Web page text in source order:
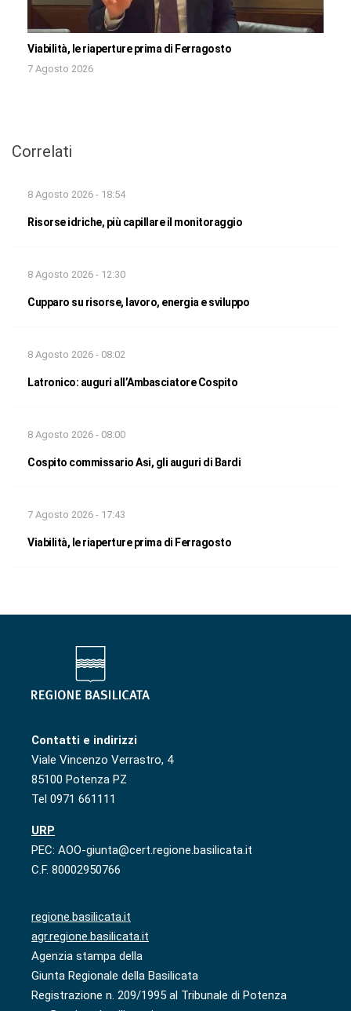
Viabilità, le riaperture prima di Ferragosto
7 Agosto 2026
Correlati
8 Agosto 2026 - 18:54
Risorse idriche, più capillare il monitoraggio
8 Agosto 2026 - 12:30
Cupparo su risorse, lavoro, energia e sviluppo
8 Agosto 2026 - 08:02
Latronico: auguri all’Ambasciatore Cospito
8 Agosto 2026 - 08:00
Cospito commissario Asi, gli auguri di Bardi
7 Agosto 2026 - 17:43
Viabilità, le riaperture prima di Ferragosto
Contatti e indirizzi
Viale Vincenzo Verrastro, 4
85100 Potenza PZ
Tel 0971 661111
URP
PEC: AOO-giunta@cert.regione.basilicata.it
C.F. 80002950766
regione.basilicata.it
agr.regione.basilicata.it
Agenzia stampa della
Giunta Regionale della Basilicata
Registrazione n. 209/1995 al Tribunale di Potenza